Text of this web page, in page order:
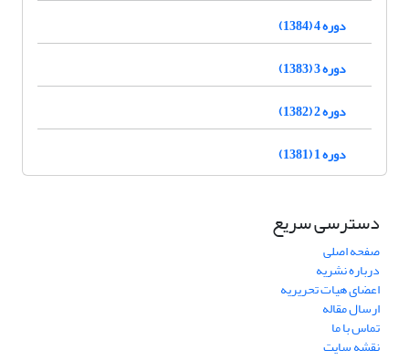
دوره 4 (1384)
دوره 3 (1383)
دوره 2 (1382)
دوره 1 (1381)
دسترسی سریع
صفحه اصلی
درباره نشریه
اعضای هیات تحریریه
ارسال مقاله
تماس با ما
نقشه سایت